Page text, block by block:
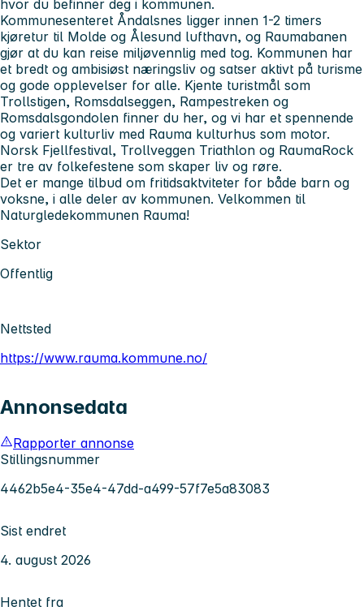
hvor du befinner deg i kommunen.
Kommunesenteret Åndalsnes ligger innen 1-2 timers
kjøretur til Molde og Ålesund lufthavn, og Raumabanen
gjør at du kan reise miljøvennlig med tog. Kommunen har
et bredt og ambisiøst næringsliv og satser aktivt på turisme
og gode opplevelser for alle. Kjente turistmål som
Trollstigen, Romsdalseggen, Rampestreken og
Romsdalsgondolen finner du her, og vi har et spennende
og variert kulturliv med Rauma kulturhus som motor.
Norsk Fjellfestival, Trollveggen Triathlon og RaumaRock
er tre av folkefestene som skaper liv og røre.
Det er mange tilbud om fritidsaktviteter for både barn og
voksne, i alle deler av kommunen. Velkommen til
Naturgledekommunen Rauma!
Sektor
Offentlig
Nettsted
https://www.rauma.kommune.no/
Annonsedata
Rapporter annonse
Stillingsnummer
4462b5e4-35e4-47dd-a499-57f7e5a83083
Sist endret
4. august 2026
Hentet fra